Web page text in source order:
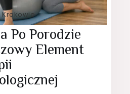
Krakowie
Po Porodzie
Element